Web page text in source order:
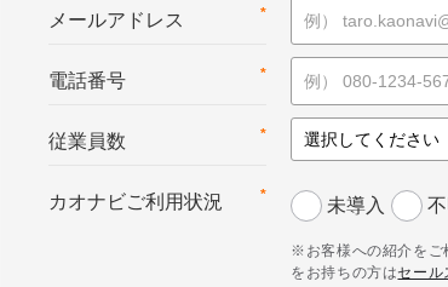
*
メールアドレス
*
電話番号
*
従業員数
*
カオナビご利用状況 未導入
※お客様への紹介をご
をお持ちの方はセール